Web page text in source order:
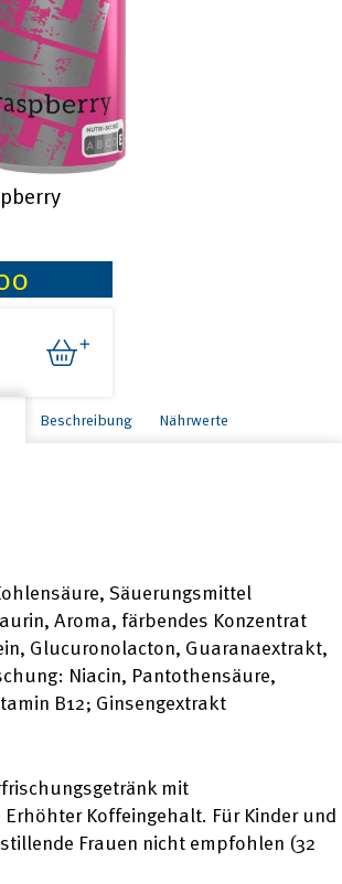
Beschreibung Nährwerte
Säuerungsmittel
Aroma, färbendes Konzentrat
Glucuronolacton, Guaranaextrakt,
Niacin, Pantothensäure,
B12; Ginsengextrakt
mit
Koffeingehalt. Für Kinder und
Frauen nicht empfohlen (32